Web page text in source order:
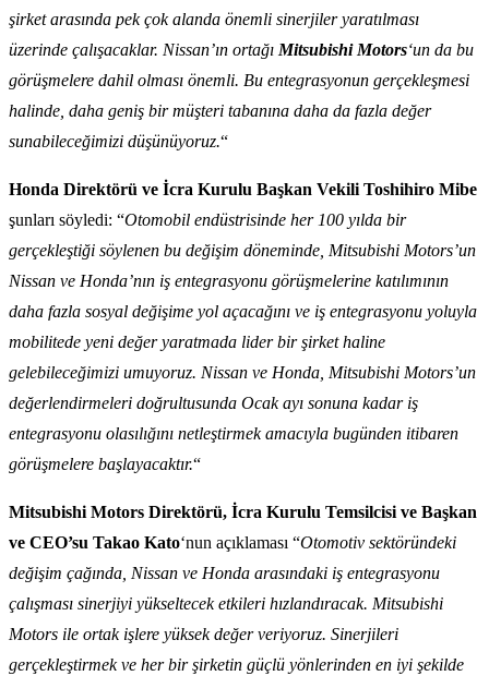
şirket arasında pek çok alanda önemli sinerjiler yaratılması
üzerinde çalışacaklar. Nissan’ın ortağı Mitsubishi Motors‘un da bu
görüşmelere dahil olması önemli. Bu entegrasyonun gerçekleşmesi
halinde, daha geniş bir müşteri tabanına daha da fazla değer
sunabileceğimizi düşünüyoruz.“
Honda Direktörü ve İcra Kurulu Başkan Vekili Toshihiro Mibe
şunları söyledi: “Otomobil endüstrisinde her 100 yılda bir
gerçekleştiği söylenen bu değişim döneminde, Mitsubishi Motors’un
Nissan ve Honda’nın iş entegrasyonu görüşmelerine katılımının
daha fazla sosyal değişime yol açacağını ve iş entegrasyonu yoluyla
mobilitede yeni değer yaratmada lider bir şirket haline
gelebileceğimizi umuyoruz. Nissan ve Honda, Mitsubishi Motors’un
değerlendirmeleri doğrultusunda Ocak ayı sonuna kadar iş
entegrasyonu olasılığını netleştirmek amacıyla bugünden itibaren
görüşmelere başlayacaktır.“
Mitsubishi Motors Direktörü, İcra Kurulu Temsilcisi ve Başkan
ve CEO’su Takao Kato‘nun açıklaması “Otomotiv sektöründeki
değişim çağında, Nissan ve Honda arasındaki iş entegrasyonu
çalışması sinerjiyi yükseltecek etkileri hızlandıracak. Mitsubishi
Motors ile ortak işlere yüksek değer veriyoruz. Sinerjileri
gerçekleştirmek ve her bir şirketin güçlü yönlerinden en iyi şekilde